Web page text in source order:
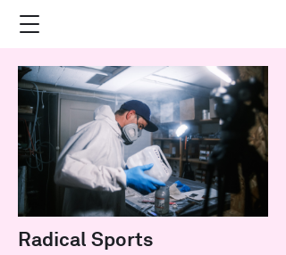
Radical Sports